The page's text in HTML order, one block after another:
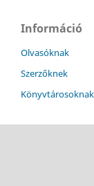
Információ
Olvasóknak
Szerzőknek
Könyvtárosoknak